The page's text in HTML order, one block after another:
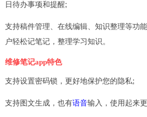
日待办事项和提醒;
支持稿件管理、在线编辑、知识整理等功
户轻松记笔记，整理学习知识。
维修笔记app特色
支持设置密码锁，更好地保护您的隐私;
支持图文生成，也有语音输入，使用起来